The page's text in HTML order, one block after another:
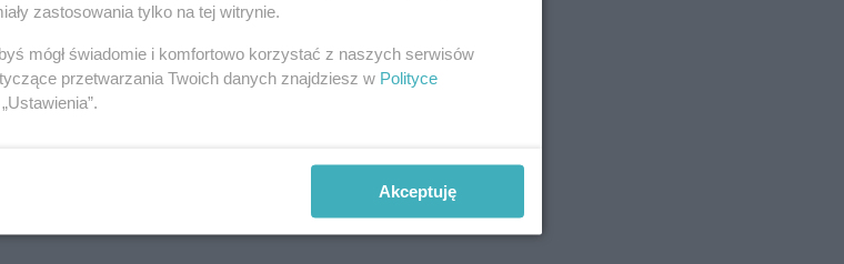
minutach z pomocą przybył jej kierowca
wyciąganie VW z rowu.
zastosowania tylko na tej witrynie.
mógł świadomie i komfortowo korzystać z naszych serwisów
przetwarzania Twoich danych znajdziesz w Polityce
Akceptuję